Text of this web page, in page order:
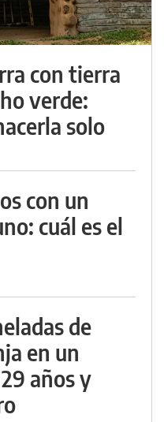
con tierra
verde:
solo
con un
cuál es el
de
en un
años y